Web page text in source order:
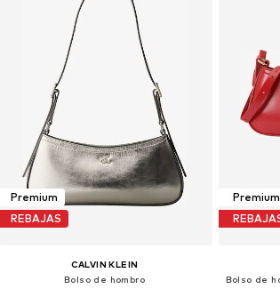
Premium
REBAJAS
CALVIN KLEIN
Bolso de hombro
Premium